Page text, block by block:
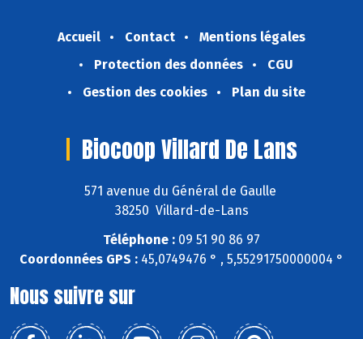
Accueil Contact
Mentions légales
Protection des données
CGU
Gestion des cookies
Plan du site
Biocoop Villard De Lans
571 avenue du Général de Gaulle
38250 Villard-de-Lans
Téléphone : 09 51 90 86 97
Coordonnées GPS : 45,0749476 ° , 5,55291750000004 °
Nous suivre sur